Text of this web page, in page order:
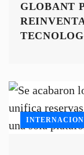
GLOBANT